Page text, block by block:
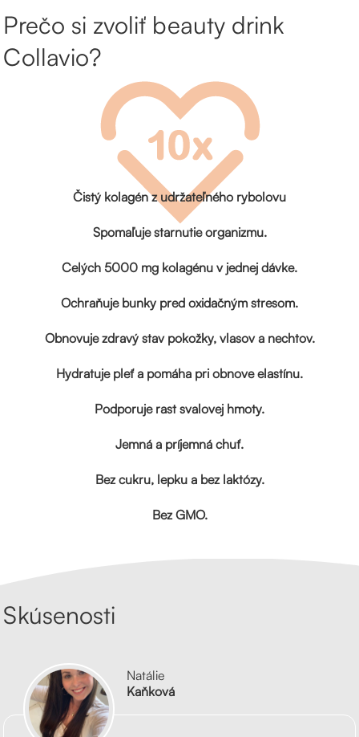
Prečo si zvoliť beauty drink
Collavio?
Čistý kolagén z udržateľného rybolovu
Spomaľuje starnutie organizmu.
Celých 5000 mg kolagénu v jednej dávke.
Ochraňuje bunky pred oxidačným stresom.
Obnovuje zdravý stav pokožky, vlasov a nechtov.
Hydratuje pleť a pomáha pri obnove elastínu.
Podporuje rast svalovej hmoty.
Jemná a príjemná chuť.
Bez cukru, lepku a bez laktózy.
Bez GMO.
Skúsenosti
Natálie
Kaňková